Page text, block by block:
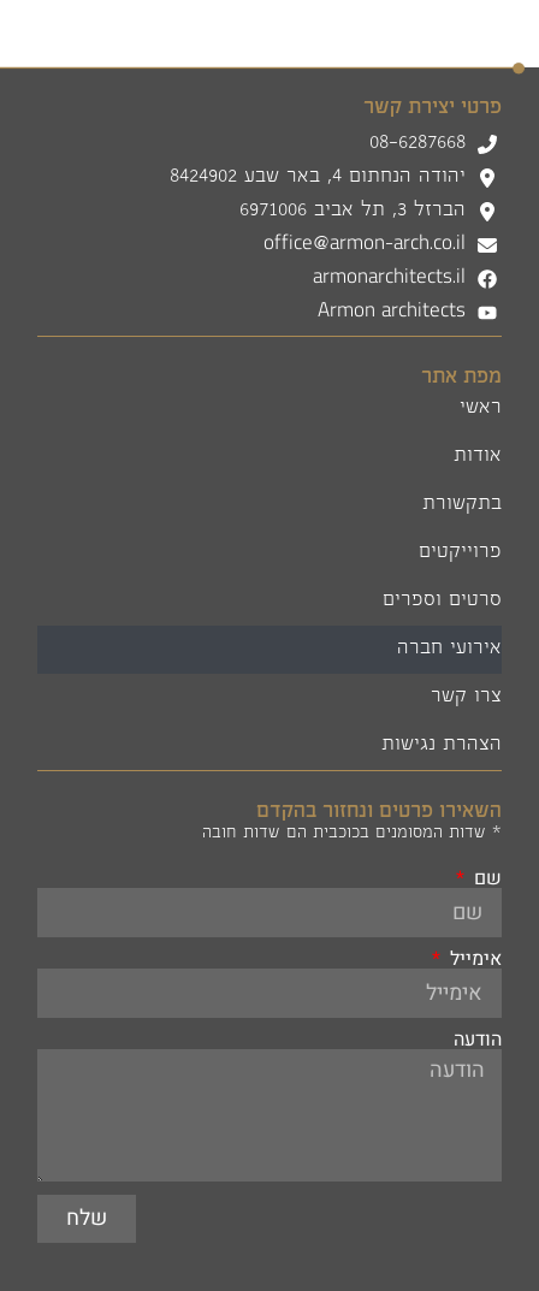
פרטי יצירת קשר
08-6287668
יהודה הנחתום 4, באר שבע 8424902
הברזל 3, תל אביב 6971006
office@armon-arch.co.il
armonarchitects.il
Armon architects
מפת אתר
ראשי
אודות
בתקשורת
פרוייקטים
סרטים וספרים
אירועי חברה
צרו קשר
הצהרת נגישות
השאירו פרטים ונחזור בהקדם
* שדות המסומנים בכוכבית הם שדות חובה
שם
אימייל
הודעה
שלח